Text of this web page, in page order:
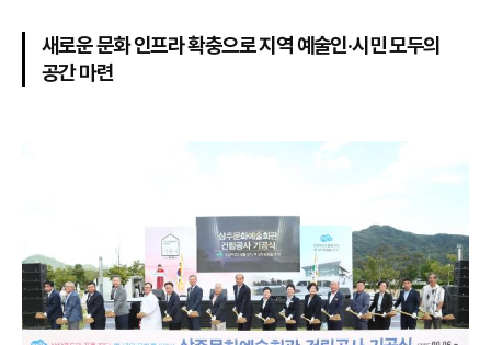
새로운 문화 인프라 확충으로 지역 예술인·시민 모두의
공간 마련